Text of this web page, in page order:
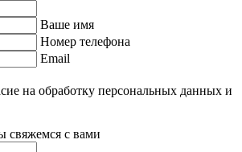
Ваше имя
Номер телефона
Email
на обработку персональных данных и
свяжемся с вами